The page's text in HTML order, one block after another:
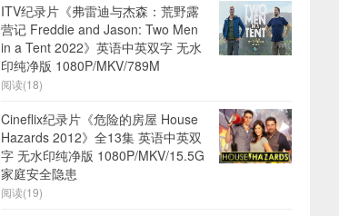
ITV纪录片《弗雷迪与杰森：荒野露
营记 Freddie and Jason: Two Men
in a Tent 2022》英语中英双字 无水
印纯净版 1080P/MKV/789M
阅读(18)
Cineflix纪录片《危险的房屋 House
Hazards 2012》全13集 英语中英双
字 无水印纯净版 1080P/MKV/15.5G
家庭安全隐患
阅读(19)